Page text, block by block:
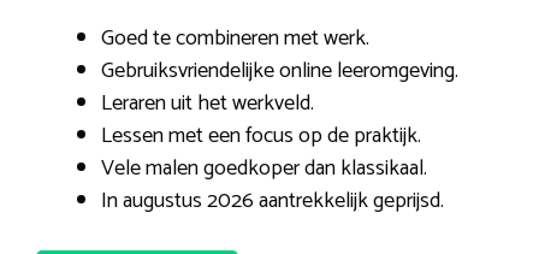
Goed te combineren met werk.
Gebruiksvriendelijke online leeromgeving.
Leraren uit het werkveld.
Lessen met een focus op de praktijk.
Vele malen goedkoper dan klassikaal.
In augustus 2026 aantrekkelijk geprijsd.